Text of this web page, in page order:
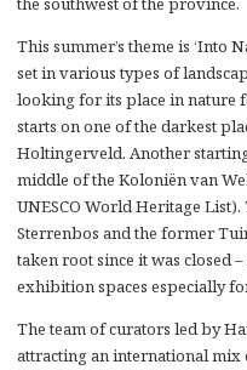
This summer’s theme is ‘Into
set in various types of
looking for its place in nature
starts on one of the darkest
Holtingerveld. Another
middle of the Koloniën van
UNESCO World Heritage
Sterrenbos and the former
taken root since it was closed
exhibition spaces especially
The team of curators led by
attracting an international mix